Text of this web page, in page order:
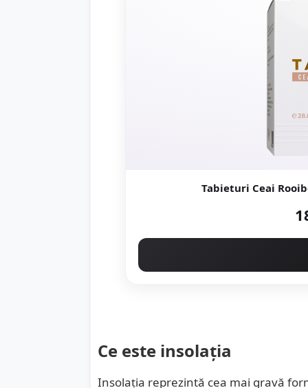
Tabieturi Ceai
Ce este insolația
Insolația reprezintă cea mai gravă